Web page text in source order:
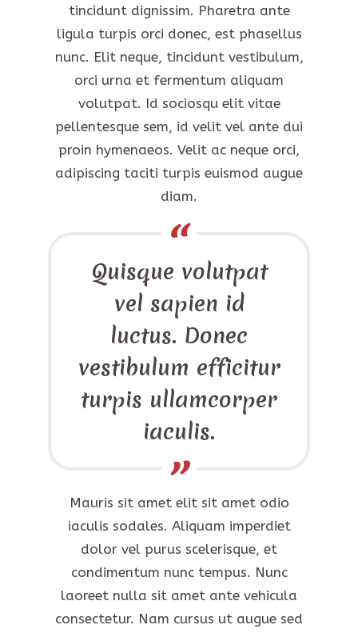
tincidunt dignissim. Pharetra ante
ligula turpis orci donec, est phasellus
nunc. Elit neque, tincidunt vestibulum,
orci urna et fermentum aliquam
volutpat. Id sociosqu elit vitae
pellentesque sem, id velit vel ante dui
proin hymenaeos. Velit ac neque orci,
adipiscing taciti turpis euismod augue
diam.
Quisque volutpat
vel sapien id
luctus. Donec
vestibulum efficitur
turpis ullamcorper
iaculis.
Mauris sit amet elit sit amet odio
iaculis sodales. Aliquam imperdiet
dolor vel purus scelerisque, et
condimentum nunc tempus. Nunc
laoreet nulla sit amet ante vehicula
consectetur. Nam cursus ut augue sed